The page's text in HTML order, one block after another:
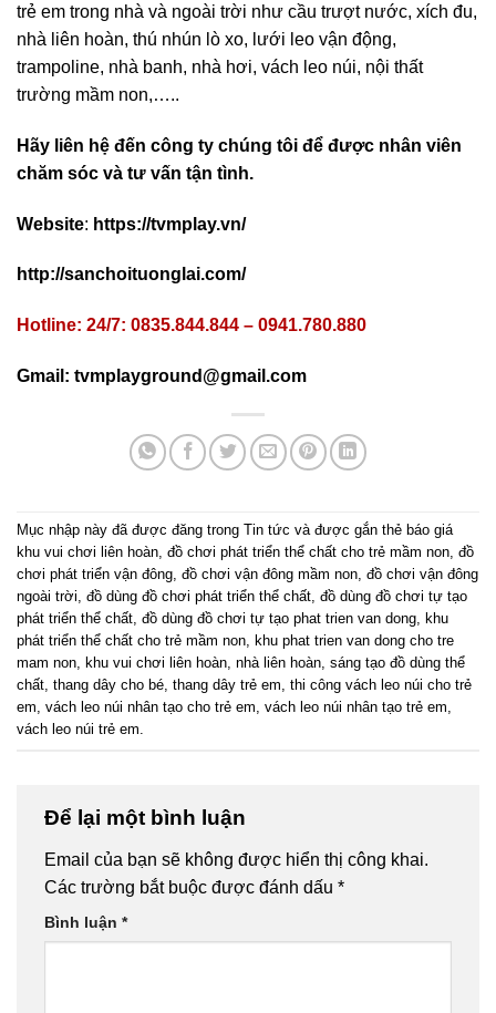
trẻ em trong nhà và ngoài trời như cầu trượt nước, xích đu,
nhà liên hoàn, thú nhún lò xo, lưới leo vận động,
trampoline, nhà banh, nhà hơi, vách leo núi, nội thất
trường mầm non,…..
Hãy liên hệ đến công ty chúng tôi để được nhân viên
chăm sóc và tư vấn tận tình.
Website: https://tvmplay.vn/
http://sanchoituonglai.com/
Hotline: 24/7: 0835.844.844 – 0941.780.880
Gmail: tvmplayground@gmail.com
Mục nhập này đã được đăng trong Tin tức và được gắn thẻ báo giá
khu vui chơi liên hoàn, đồ chơi phát triển thể chất cho trẻ mầm non, đồ
chơi phát triển vận đông, đồ chơi vận đông mầm non, đồ chơi vận đông
ngoài trời, đồ dùng đồ chơi phát triển thể chất, đồ dùng đồ chơi tự tạo
phát triển thể chất, đồ dùng đồ chơi tự tạo phat trien van dong, khu
phát triển thể chất cho trẻ mầm non, khu phat trien van dong cho tre
mam non, khu vui chơi liên hoàn, nhà liên hoàn, sáng tạo đồ dùng thể
chất, thang dây cho bé, thang dây trẻ em, thi công vách leo núi cho trẻ
em, vách leo núi nhân tạo cho trẻ em, vách leo núi nhân tạo trẻ em,
vách leo núi trẻ em.
Để lại một bình luận
Email của bạn sẽ không được hiển thị công khai.
Các trường bắt buộc được đánh dấu *
Bình luận *